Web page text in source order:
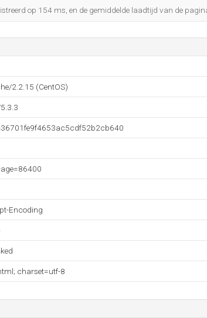
op 154 ms, en de gemiddelde laadtijd van de
2.2.15 (CentOS)
Encoding
charset=utf-8